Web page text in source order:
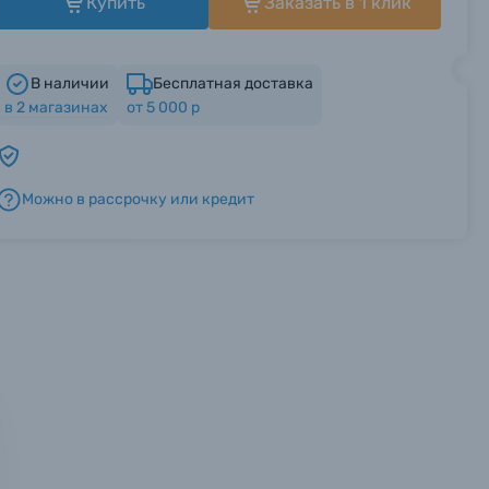
с
В наличии
в 2магазинах
Бесплатная доставка
от 5 000 р
Можно в рассрочку или кредит